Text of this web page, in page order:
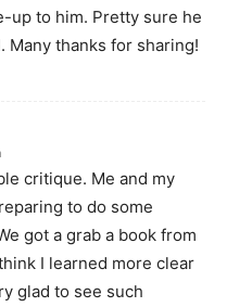
up to him. Pretty sure he
Many thanks for sharing!
critique. Me and my
to do some
got a grab a book from
I learned more clear
glad to see such